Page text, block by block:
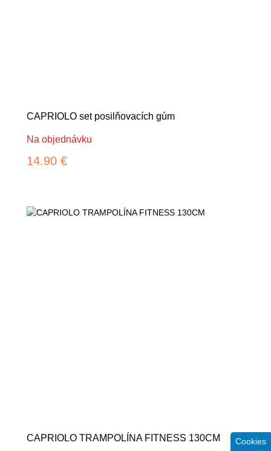
CAPRIOLO set posilňovacích gúm
Na objednávku
14.90 €
CAPRIOLO TRAMPOLÍNA FITNESS 130CM Cookies